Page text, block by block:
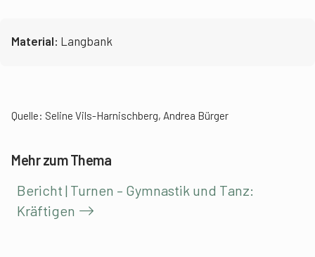
Material: Langbank
Quelle: Seline Vils-Harnischberg, Andrea Bürger
Mehr zum Thema
Bericht | Turnen – Gymnastik und Tanz:
Kräftigen